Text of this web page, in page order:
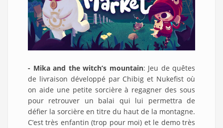
- Mika and the witch’s mountain: Jeu de quêtes
de livraison développé par Chibig et Nukefist où
on aide une petite sorcière à regagner des sous
pour retrouver un balai qui lui permettra de
défier la sorcière en titre du haut de la montagne.
C’est très enfantin (trop pour moi) et le demo très